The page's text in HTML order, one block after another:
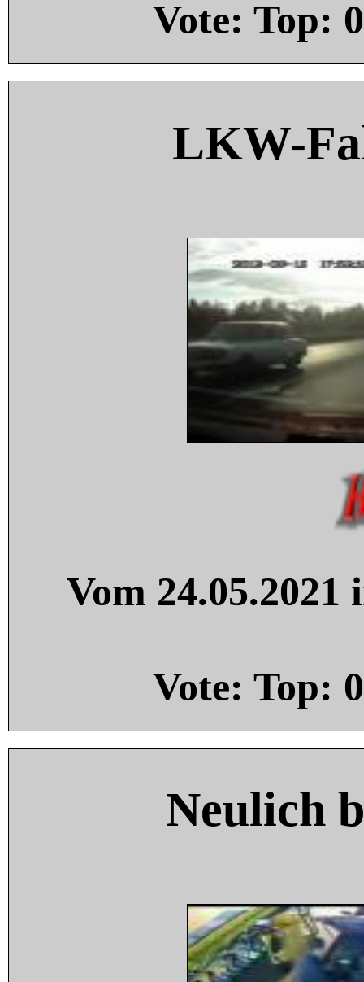
Vote: Top: 0
LKW-
Vom
Vote: Top: 0
Neulich